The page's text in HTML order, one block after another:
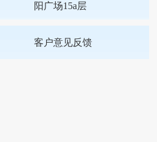
阳广场15a层
客户意见反馈